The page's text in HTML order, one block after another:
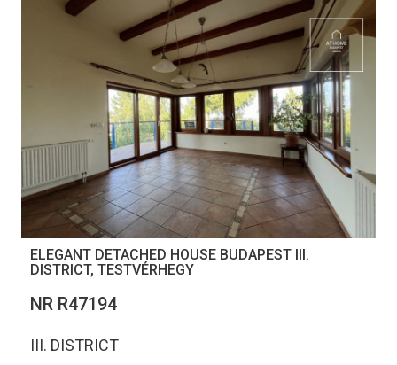
ELEGANT DETACHED HOUSE BUDAPEST III.
DISTRICT, TESTVÉRHEGY
NR R47194
III. DISTRICT